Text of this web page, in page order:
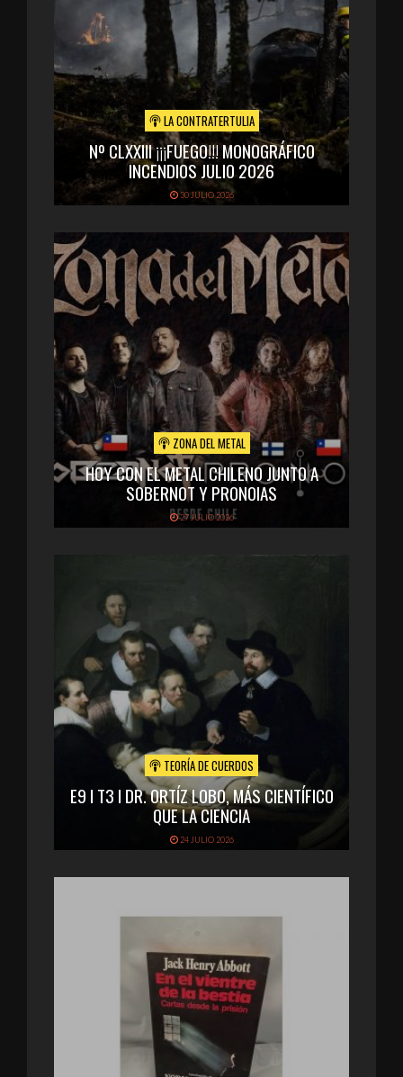
LA CONTRATERTULIA
Nº CLXXIII ¡¡¡FUEGO!!! MONOGRÁFICO
INCENDIOS JULIO 2026
30 JULIO 2026
ZONA DEL METAL
HOY CON EL METAL CHILENO JUNTO A
SOBERNOT Y PRONOIAS
27 JULIO 2026
TEORÍA DE CUERDOS
E9 I T3 I DR. ORTÍZ LOBO, MÁS CIENTÍFICO
QUE LA CIENCIA
24 JULIO 2026